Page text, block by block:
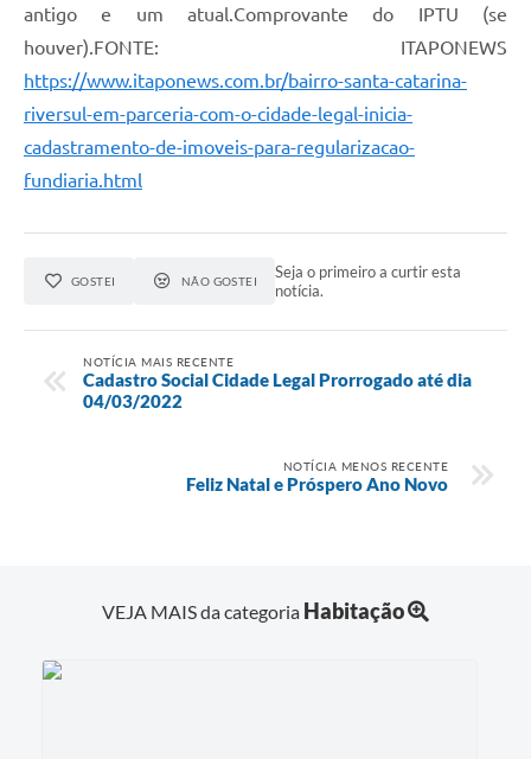
antigo e um atual.Comprovante do IPTU (se
houver).FONTE: ITAPONEWS
https://www.itaponews.com.br/bairro-santa-catarina-
riversul-em-parceria-com-o-cidade-legal-inicia-
cadastramento-de-imoveis-para-regularizacao-
fundiaria.html
GOSTEI NÃO GOSTEI
Seja o primeiro a curtir esta
notícia.
NOTÍCIA MAIS RECENTE
Cadastro Social Cidade Legal Prorrogado até dia
04/03/2022
NOTÍCIA MENOS RECENTE
Feliz Natal e Próspero Ano Novo
VEJA MAIS da categoria Habitação